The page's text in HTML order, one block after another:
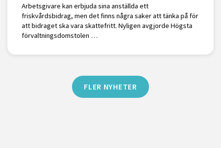
Arbetsgivare kan erbjuda sina anställda ett
friskvårdsbidrag, men det finns några saker att tänka på för
att bidraget ska vara skattefritt. Nyligen avgjorde Högsta
förvaltningsdomstolen …
FLER NYHETER